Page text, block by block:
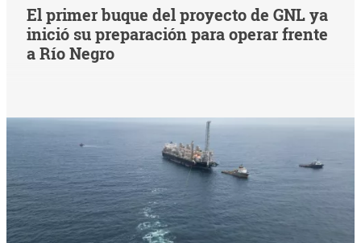
El primer buque del proyecto de GNL ya
inició su preparación para operar frente
a Río Negro